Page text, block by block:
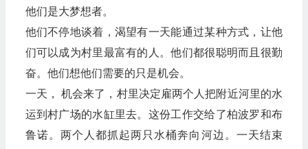
他们是大梦想者。
他们不停地谈着，渴望有一天能通过某种方式，让他
们可以成为村里最富有的人。他们都很聪明而且很勤
奋。他们想他们需要的只是机会。
一天， 机会来了，村里决定雇两个人把附近河里的水
运到村广场的水缸里去。这份工作交给了柏波罗和布
鲁诺。两个人都抓起两只水桶奔向河边。一天结束